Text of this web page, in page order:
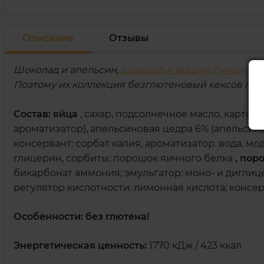
Описание Отзывы
Шоколад и апельсин, шоколад и вишня. Лимонный
Поэтому их коллекция безглютеновый кексов
Состав: яйца , сахар, подсолнечное масло,
ароматизатор), апельсиновая цедра 6%
консервант: сорбат калия, ароматизатор. вода,
глицерин, сорбиты; порошок яичного белка ,
бикарбонат аммония; эмульгатор: моно- и
регулятор кислотности: лимонная кислота;
Особенности: без глютена!
Энергетическая ценность: 1770 кДж / 423 ​​ккал